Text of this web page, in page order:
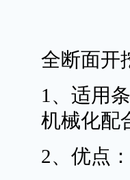
全断面开
1、适用
机械化配
2、优点